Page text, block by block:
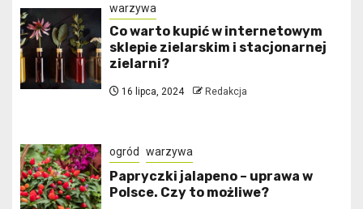
warzywa
Co warto kupić w internetowym
sklepie zielarskim i stacjonarnej
zielarni?
16 lipca, 2024 Redakcja
ogród warzywa
Papryczki jalapeno – uprawa w
Polsce. Czy to możliwe?